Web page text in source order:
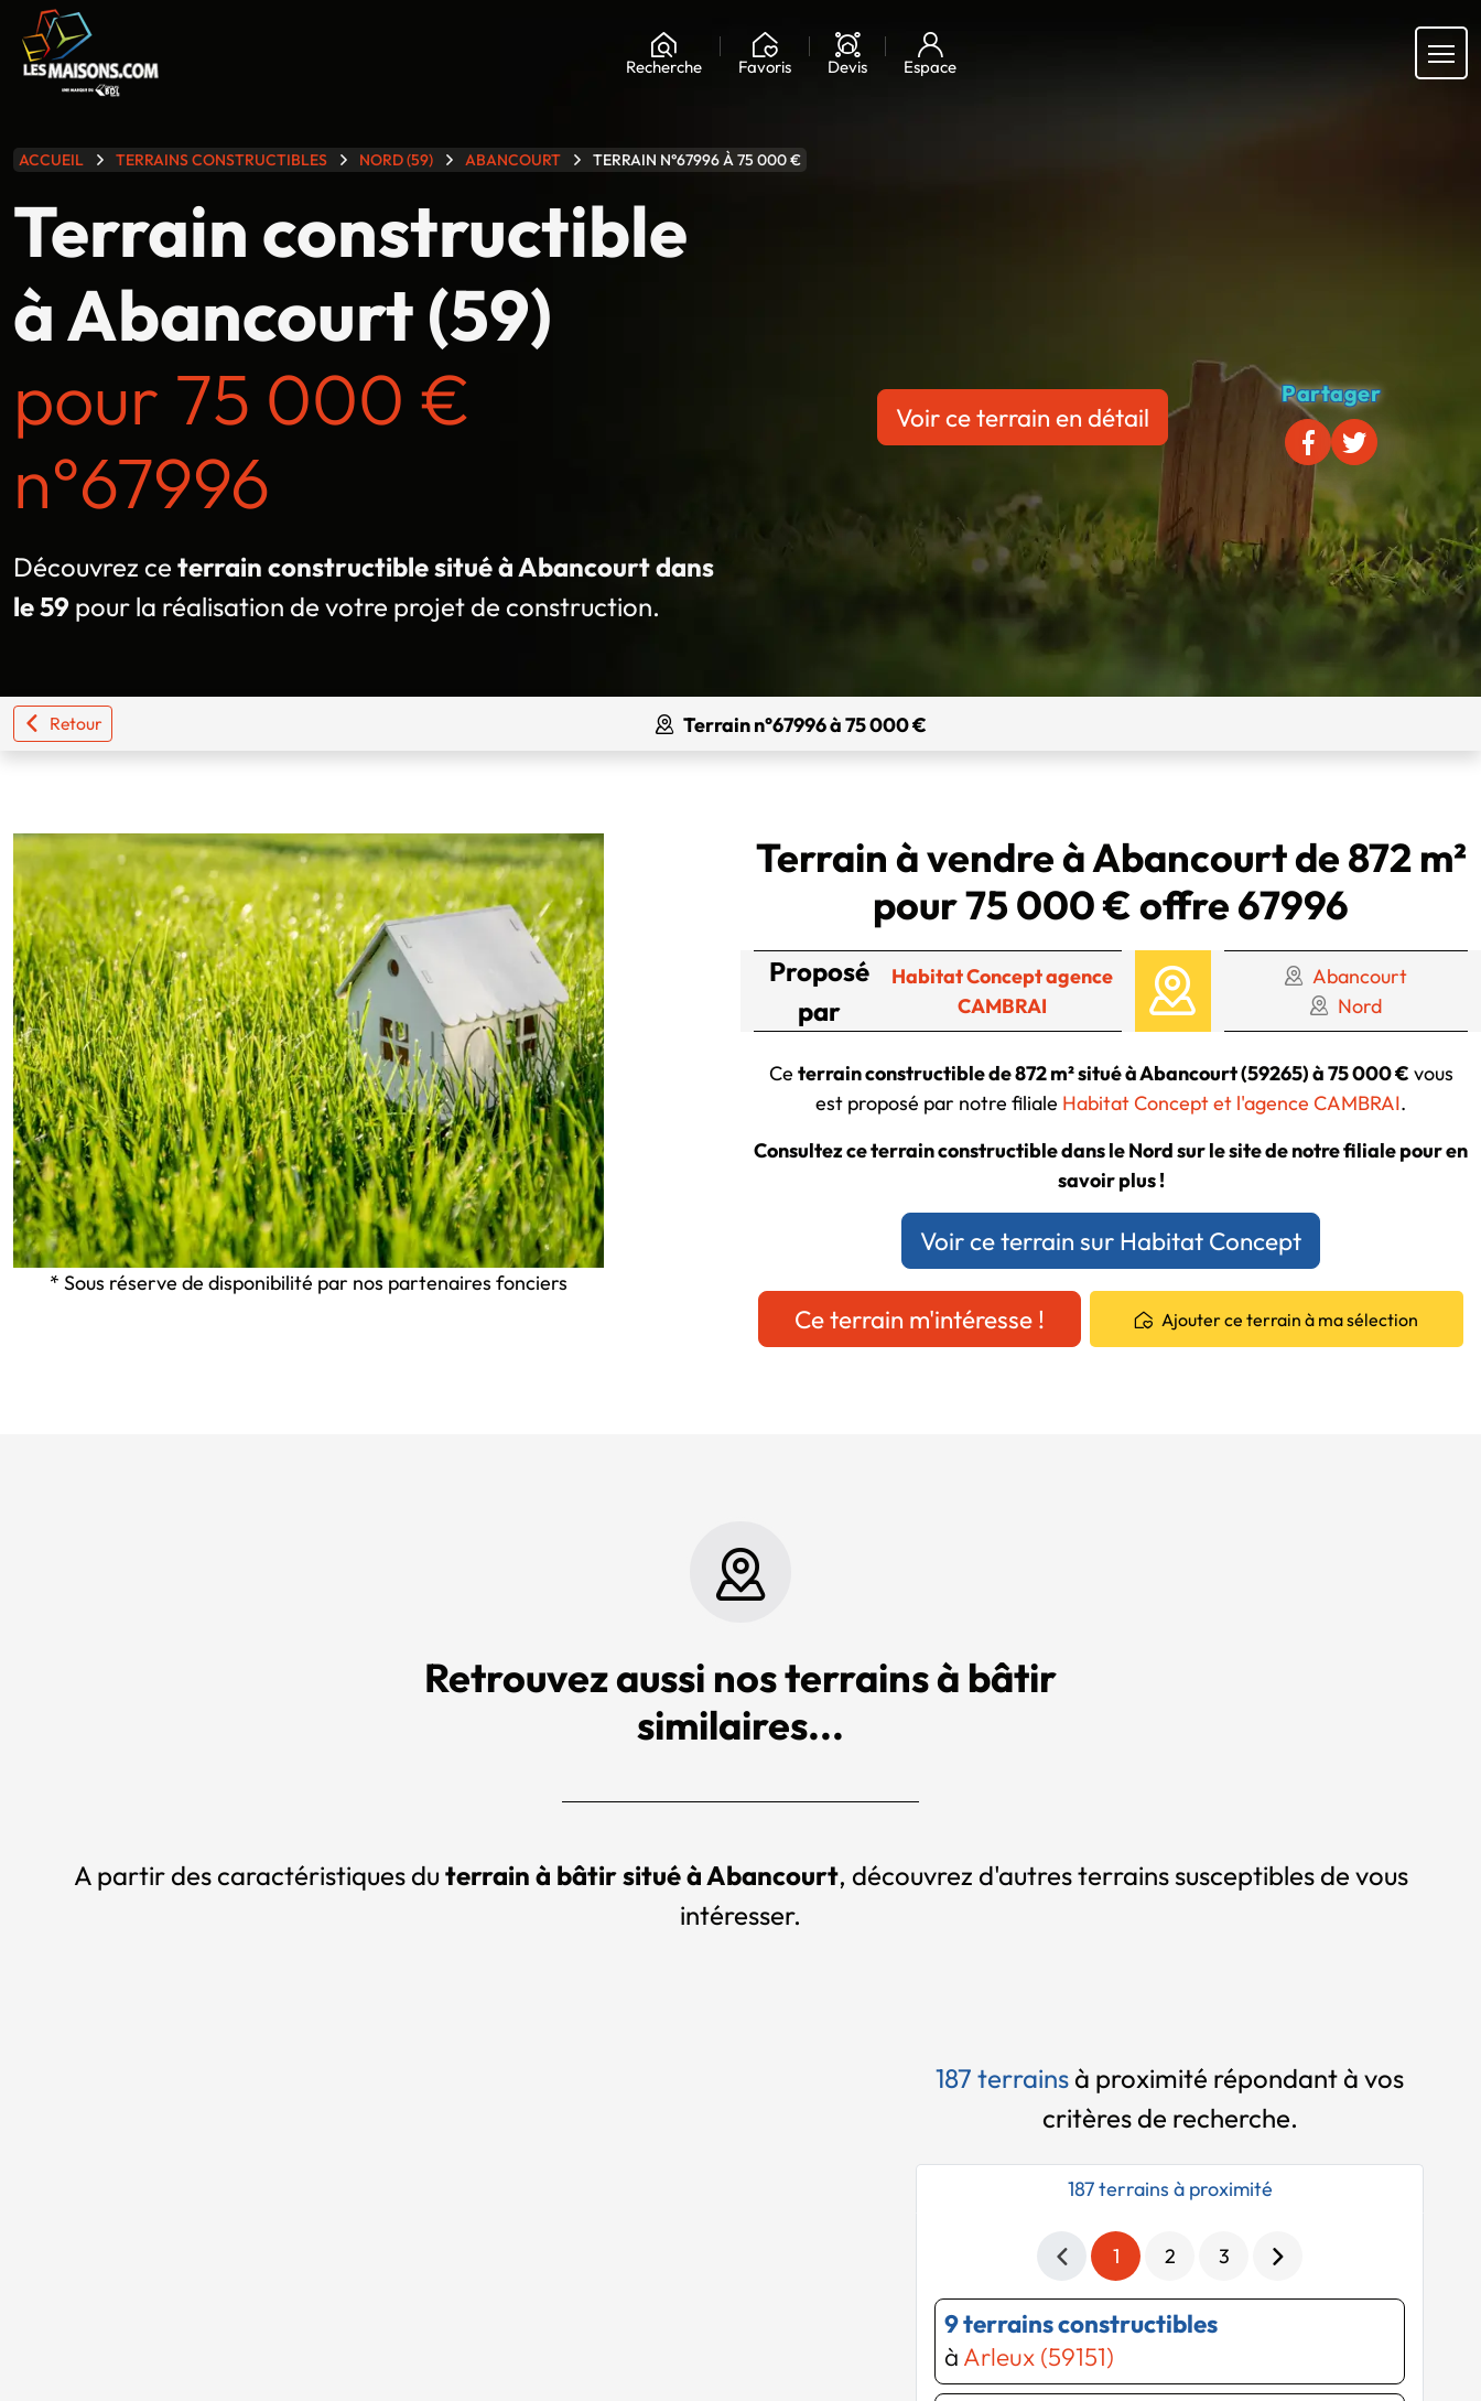
Recherche
Chargement...
Favoris Devis Espace
gamme
ACCUEIL TERRAINS CONSTRUCTIBLES NORD (59) ABANCOURT TERRAIN N°67996 À 75 000 €
Terrain constructible
à Abancourt (59)
pour 75 000 €
n°67996
Découvrez ce terrain constructible situé à Abancourt dans
le 59 pour la réalisation de votre projet de construction.
Voir ce terrain en détail
Partager
Retour Terrain n°67996 à 75 000 €
Terrain à vendre à Abancourt de 872 m²
pour 75 000 € offre 67996
Proposé
par
Habitat Concept agence
CAMBRAI
Abancourt
Nord
Ce terrain constructible de 872 m² situé à Abancourt (59265) à 75 000 € vous
est proposé par notre filiale Habitat Concept et l'agence CAMBRAI.
Consultez ce terrain constructible dans le Nord sur le site de notre filiale pour en
savoir plus !
Voir ce terrain sur Habitat Concept
Ce terrain m'intéresse ! Ajouter ce terrain à ma sélection
* Sous réserve de disponibilité par nos partenaires fonciers
Retrouvez aussi nos terrains à bâtir
similaires...
A partir des caractéristiques du terrain à bâtir situé à Abancourt, découvrez d'autres terrains susceptibles de vous
intéresser.
187 terrainsà proximité répondant à vos
critères de recherche.
187 terrains à proximité
1 2 3
9 terrains constructibles
à Arleux (59151)